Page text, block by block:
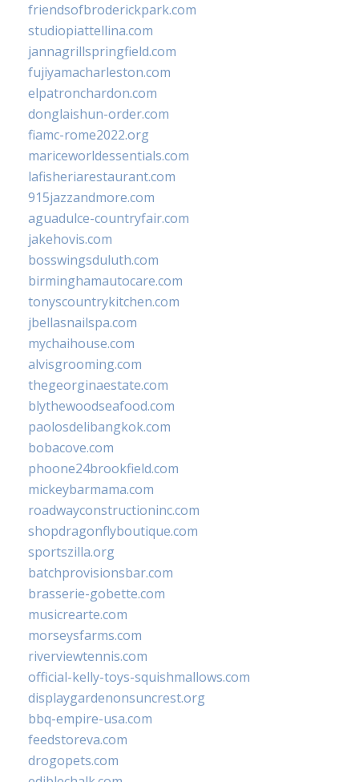
friendsofbroderickpark.com
studiopiattellina.com
jannagrillspringfield.com
fujiyamacharleston.com
elpatronchardon.com
donglaishun-order.com
fiamc-rome2022.org
mariceworldessentials.com
lafisheriarestaurant.com
915jazzandmore.com
aguadulce-countryfair.com
jakehovis.com
bosswingsduluth.com
birminghamautocare.com
tonyscountrykitchen.com
jbellasnailspa.com
mychaihouse.com
alvisgrooming.com
thegeorginaestate.com
blythewoodseafood.com
paolosdelibangkok.com
bobacove.com
phoone24brookfield.com
mickeybarmama.com
roadwayconstructioninc.com
shopdragonflyboutique.com
sportszilla.org
batchprovisionsbar.com
brasserie-gobette.com
musicrearte.com
morseysfarms.com
riverviewtennis.com
official-kelly-toys-squishmallows.com
displaygardenonsuncrest.org
bbq-empire-usa.com
feedstoreva.com
drogopets.com